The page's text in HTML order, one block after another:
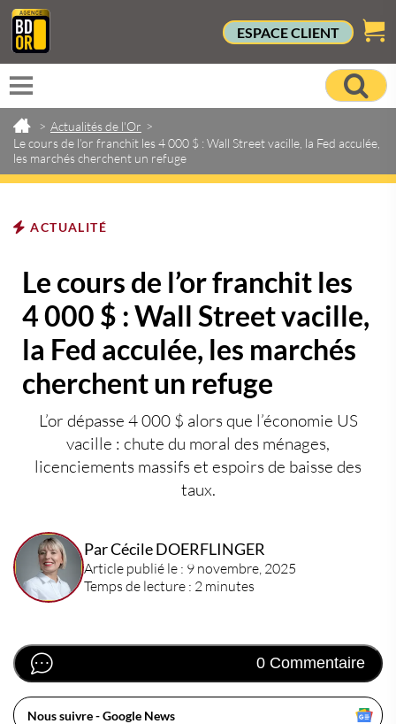
ESPACE CLIENT
> Actualités de l'Or >
Le cours de l’or franchit les 4 000 $ : Wall Street vacille, la Fed acculée,
les marchés cherchent un refuge
ACTUALITÉ
Le cours de l’or franchit les
4 000 $ : Wall Street vacille,
la Fed acculée, les marchés
cherchent un refuge
L’or dépasse 4 000 $ alors que l’économie US
vacille : chute du moral des ménages,
licenciements massifs et espoirs de baisse des
taux.
Par Cécile DOERFLINGER
Article publié le : 9 novembre, 2025
Temps de lecture : 2 minutes
0 Commentaire
Nous suivre - Google News